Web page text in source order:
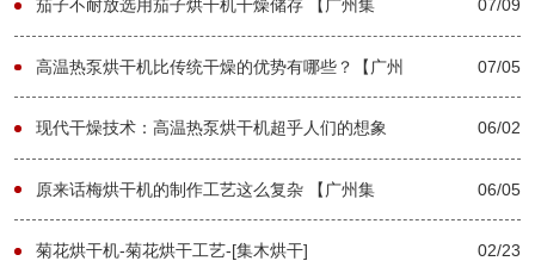
茄子不耐放选用茄子烘干机干燥储存 【广州集
木】
07/09
高温热泵烘干机比传统干燥的优势有哪些？【广州
集木】
07/05
现代干燥技术：高温热泵烘干机超乎人们的想象
【广州集木】
06/02
原来话梅烘干机的制作工艺这么复杂 【广州集
木】
06/05
菊花烘干机-菊花烘干工艺-[集木烘干] 02/23